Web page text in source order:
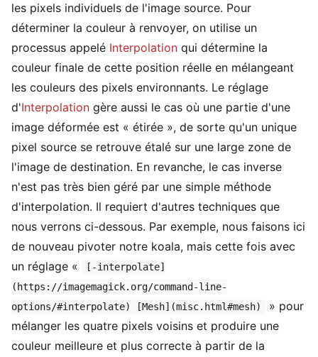
les pixels individuels de l'image source. Pour
déterminer la couleur à renvoyer, on utilise un
processus appelé Interpolation qui détermine la
couleur finale de cette position réelle en mélangeant
les couleurs des pixels environnants. Le réglage
d'Interpolation gère aussi le cas où une partie d'une
image déformée est « étirée », de sorte qu'un unique
pixel source se retrouve étalé sur une large zone de
l'image de destination. En revanche, le cas inverse
n'est pas très bien géré par une simple méthode
d'interpolation. Il requiert d'autres techniques que
nous verrons ci-dessous. Par exemple, nous faisons ici
de nouveau pivoter notre koala, mais cette fois avec
un réglage «
[-interpolate]
(https://imagemagick.org/command-line-
options/#interpolate) [Mesh](misc.html#mesh)
» pour
mélanger les quatre pixels voisins et produire une
couleur meilleure et plus correcte à partir de la